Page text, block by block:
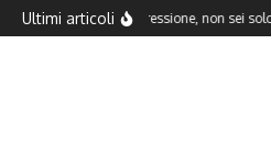
Salta al contenuto
Ultimi articoli
Affronta la depressione, non sei solo.